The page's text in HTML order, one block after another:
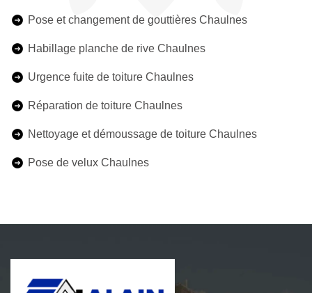
Pose et changement de gouttières Chaulnes
Habillage planche de rive Chaulnes
Urgence fuite de toiture Chaulnes
Réparation de toiture Chaulnes
Nettoyage et démoussage de toiture Chaulnes
Pose de velux Chaulnes